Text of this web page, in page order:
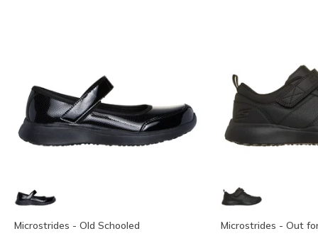
Microstrides - Old Schooled Microstrides - Out